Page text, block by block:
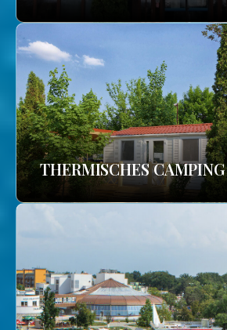
THERMISCHES CAMPING